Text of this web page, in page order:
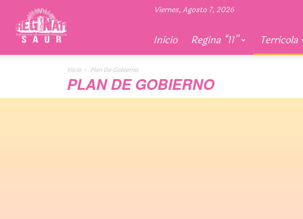
Viernes, Agosto 7, 2026
Inicio Regina “11” Terricola
Inicio Plan De Gobierno
PLAN DE GOBIERNO